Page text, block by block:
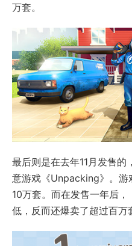
万套。
最后则是在去年11月发售
意游戏《Unpacking》。游
10万套。而在发售一年后
低，反而还爆卖了超过百万